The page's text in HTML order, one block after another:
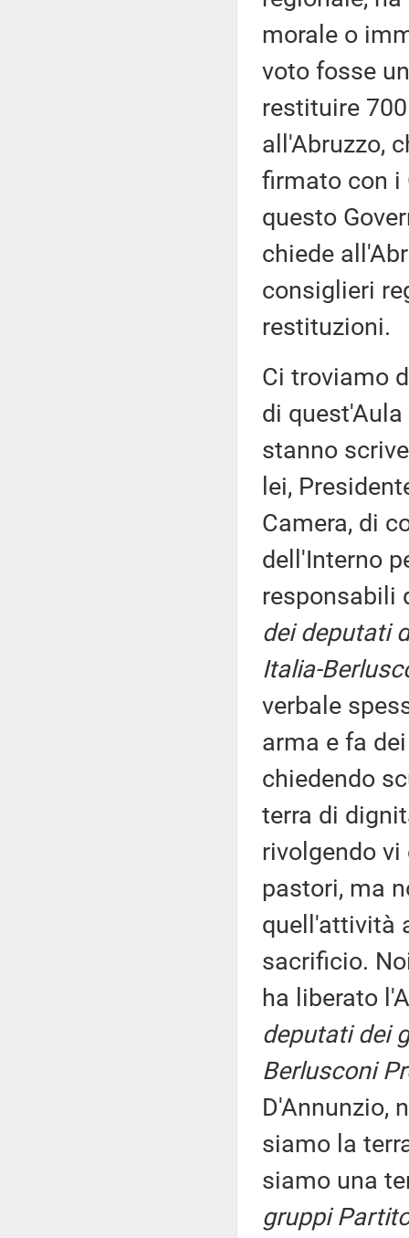
morale o
voto fosse
restituire
all'Abruzzo,
firmato con i
questo
chiede
consiglieri
restituzioni.
Ci troviamo
di
stanno
lei,
Camera, di
dell'Interno
responsabili
dei deputati
Italia-
verbale
arma e fa
chiedendo
terra di
rivolgendo
pastori, ma
quell'attività
sacrificio.
ha liberato
deputati dei
Berlusconi
D'Annunzio,
siamo la
siamo una
gruppi